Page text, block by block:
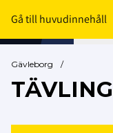
Gå till huvudinnehåll
Gävleborg /
TÄVLING